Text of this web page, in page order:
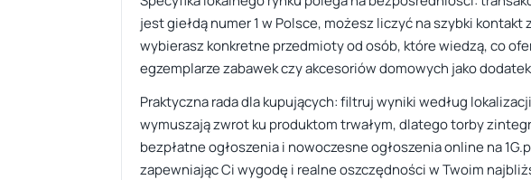
jest giełdą numer 1 w Polsce, możesz liczyć na szybki
wybierasz konkretne przedmioty od osób, które wiedzą, co
egzemplarze zabawek czy akcesoriów domowych jako
Praktyczna rada dla kupujących: filtruj wyniki według
wymuszają zwrot ku produktom trwałym, dlatego torby
bezpłatne ogłoszenia i nowoczesne ogłoszenia online na
zapewniając Ci wygodę i realne oszczędności w Twoim